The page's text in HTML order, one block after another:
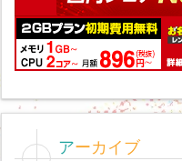
アーカイブ